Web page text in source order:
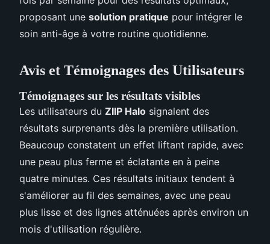
proposant une solution pratique pour intégrer le
soin anti-âge à votre routine quotidienne.
Avis et Témoignages des Utilisateurs
Témoignages sur les résultats visibles
Les utilisateurs du ZIIP Halo signalent des
résultats surprenants dès la première utilisation.
Beaucoup constatent un effet liftant rapide, avec
une peau plus ferme et éclatante en à peine
quatre minutes. Ces résultats initiaux tendent à
s'améliorer au fil des semaines, avec une peau
plus lisse et des lignes atténuées après environ un
mois d'utilisation régulière.